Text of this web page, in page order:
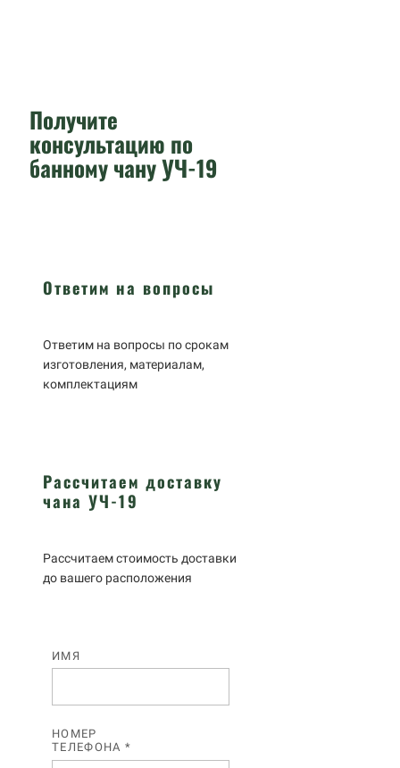
Получите
консультацию по
банному чану УЧ-19
Ответим на вопросы
Ответим на вопросы по срокам
изготовления, материалам,
комплектациям
Рассчитаем доставку
чана УЧ-19
Рассчитаем стоимость доставки
до вашего расположения
ИМЯ
НОМЕР
ТЕЛЕФОНА *